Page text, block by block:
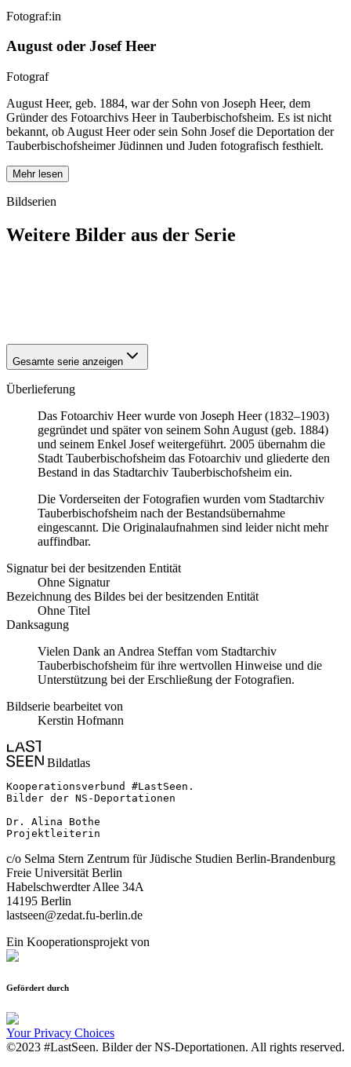
Fotograf:in
August oder Josef Heer
Fotograf
August Heer, geb. 1884, war der Sohn von Joseph Heer, dem
Gründer des Fotoarchivs Heer in Tauberbischofsheim. Es ist nicht
bekannt, ob August Heer oder sein Sohn Josef die Deportation der
Tauberbischofsheimer Jüdinnen und Juden fotografisch festhielt.
Mehr lesen
Bildserien
Weitere Bilder aus der Serie
Gesamte serie anzeigen
Überlieferung
Das Fotoarchiv Heer wurde von Joseph Heer (1832–1903)
gegründet und später von seinem Sohn August (geb. 1884)
und seinem Enkel Josef weitergeführt. 2005 übernahm die
Stadt Tauberbischofsheim das Fotoarchiv und gliederte den
Bestand in das Stadtarchiv Tauberbischofsheim ein.
Die Vorderseiten der Fotografien wurden vom Stadtarchiv
Tauberbischofsheim nach der Bestandsübernahme
eingescannt. Die Originalaufnahmen sind leider nicht mehr
auffindbar.
Signatur bei der besitzenden Entität
Ohne Signatur
Bezeichnung des Bildes bei der besitzenden Entität
Ohne Titel
Danksagung
Vielen Dank an Andrea Steffan vom Stadtarchiv
Tauberbischofsheim für ihre wertvollen Hinweise und die
Unterstützung bei der Erschließung der Fotografien.
Bildserie bearbeitet von
Kerstin Hofmann
Bildatlas
Kooperationsverbund #LastSeen.
Bilder der NS-Deportationen
Dr. Alina Bothe
Projektleiterin
c/o Selma Stern Zentrum für Jüdische Studien Berlin-Brandenburg
Freie Universität Berlin
Habelschwerdter Allee 34A
14195 Berlin
lastseen@zedat.fu-berlin.de
Ein Kooperationsprojekt von
Gefördert durch
Your Privacy Choices
©2023 #LastSeen. Bilder der NS-Deportationen. All rights reserved.